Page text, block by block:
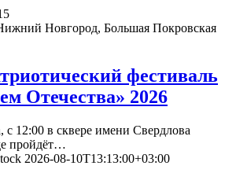
Новгород, Большая Покровская
фестиваль
Отечества» 2026
с 12:00 в сквере имени Свердлова
пройдёт…
2026-08-10T13:13:00+03:00